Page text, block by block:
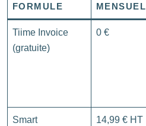
FORMULE MENSUEL
Tiime Invoice
(gratuite)
0 €
Smart 14,99 € HT